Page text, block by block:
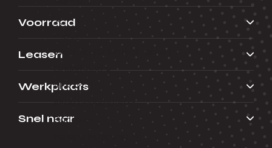
Terug
Werkplaatsafspraak maken
Onderhoud
APK
Airco onderhoud
Banden
Voorraad
Leasen
Werkplaats
Snel naar